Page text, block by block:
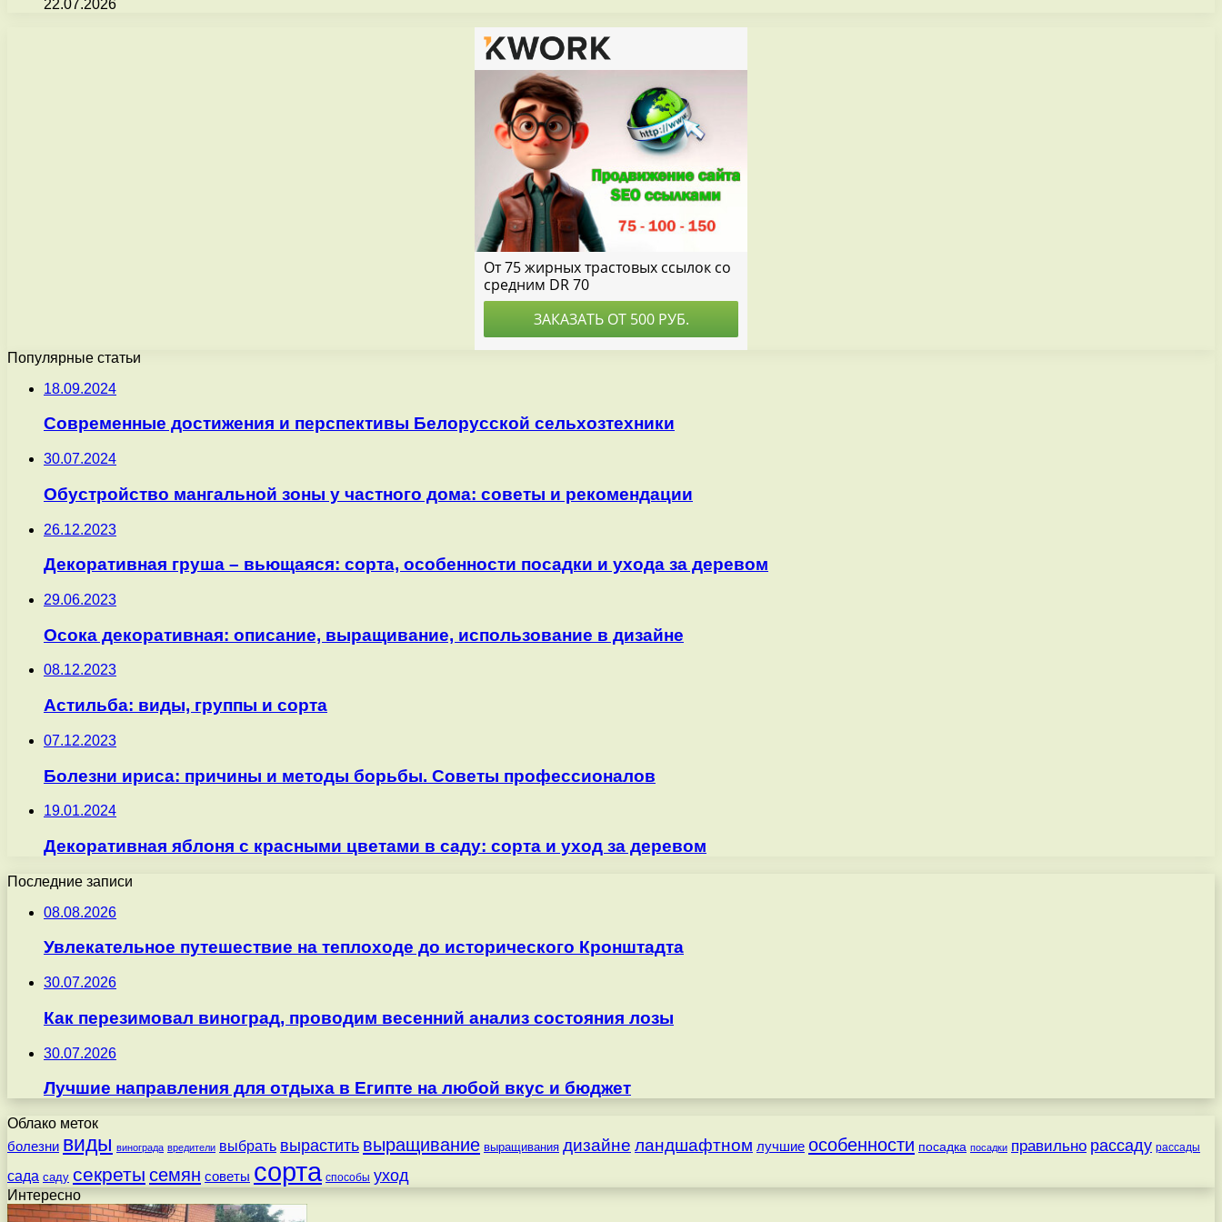
22.07.2026
Популярные статьи
18.09.2024
Современные достижения и перспективы Белорусской сельхозтехники
30.07.2024
Обустройство мангальной зоны у частного дома: советы и рекомендации
26.12.2023
Декоративная груша – вьющаяся: сорта, особенности посадки и ухода за деревом
29.06.2023
Осока декоративная: описание, выращивание, использование в дизайне
08.12.2023
Астильба: виды, группы и сорта
07.12.2023
Болезни ириса: причины и методы борьбы. Советы профессионалов
19.01.2024
Декоративная яблоня с красными цветами в саду: сорта и уход за деревом
Последние записи
08.08.2026
Увлекательное путешествие на теплоходе до исторического Кронштадта
30.07.2026
Как перезимовал виноград, проводим весенний анализ состояния лозы
30.07.2026
Лучшие направления для отдыха в Египте на любой вкус и бюджет
Облако меток
болезни виды винограда вредители выбрать вырастить выращивание выращивания дизайне ландшафтном лучшие особенности посадка посадки правильно рассаду рассады
сада саду секреты семян советы сорта способы уход
Интересно